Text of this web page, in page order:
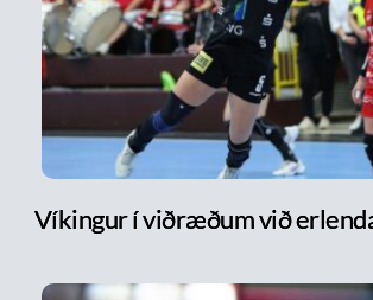
Víkingur í viðræðum við